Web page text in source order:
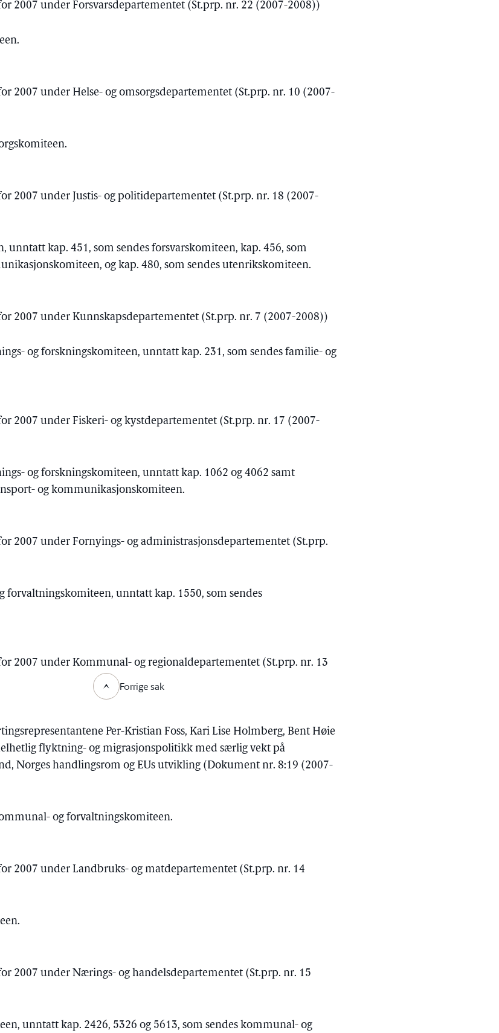
2007 under Forsvarsdepartementet (St.prp. nr. 22 (2007-2008))
2007 under Helse- og omsorgsdepartementet (St.prp. nr. 10 (2007-
2007 under Justis- og politidepartementet (St.prp. nr. 18 (2007-
unntatt kap. 451, som sendes forsvarskomiteen, kap. 456, som
og kap. 480, som sendes utenrikskomiteen.
2007 under Kunnskapsdepartementet (St.prp. nr. 7 (2007-2008))
og forskningskomiteen, unntatt kap. 231, som sendes familie- og
2007 under Fiskeri- og kystdepartementet (St.prp. nr. 17 (2007-
og forskningskomiteen, unntatt kap. 1062 og 4062 samt
og kommunikasjonskomiteen.
2007 under Fornyings- og administrasjonsdepartementet (St.prp.
forvaltningskomiteen, unntatt kap. 1550, som sendes
2007 under Kommunal- og regionaldepartementet (St.prp. nr. 13
Per-Kristian Foss, Kari Lise Holmberg, Bent Høie
flyktning- og migrasjonspolitikk med særlig vekt på
Norges handlingsrom og EUs utvikling (Dokument nr. 8:19 (2007-
og forvaltningskomiteen.
2007 under Landbruks- og matdepartementet (St.prp. nr. 14
2007 under Nærings- og handelsdepartementet (St.prp. nr. 15
unntatt kap. 2426, 5326 og 5613, som sendes kommunal- og
Forrige sak